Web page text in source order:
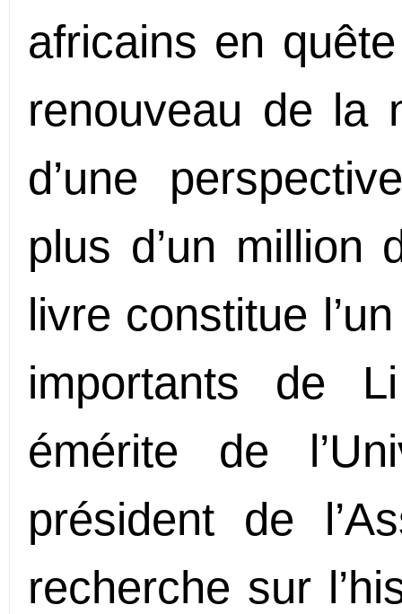
africains en
renouveau de la
d’une
plus d’un million
livre constitue
importants de
émérite de
président de
recherche sur